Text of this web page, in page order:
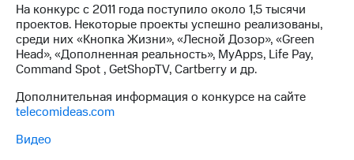
На конкурс с 2011 года поступило около 1,5 тысячи
проектов. Некоторые проекты успешно реализованы,
среди них «Кнопка Жизни», «Лесной Дозор», «Green
Head», «Дополненная реальность», MyApps, Life Pay,
Command Spot , GetShopTV, Cartberry и др.
Дополнительная информация о конкурсе на сайте
telecomideas.com
Видео